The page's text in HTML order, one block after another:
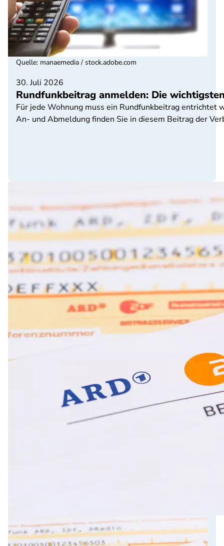
30. Juli 2026
Rundfunkbeitrag anmelden: Die
Für jede Wohnung muss ein Rundfunkbeitrag
An- und Abmeldung finden Sie in diesem Beitrag der
Quelle: manaemedia / stock.adobe.com